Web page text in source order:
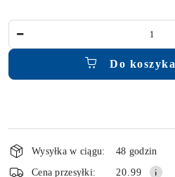
Do koszyka
Wyślij
Dostępność
i
Wysyłka w ciągu:
48 godzin
Cena przesyłki:
20.99